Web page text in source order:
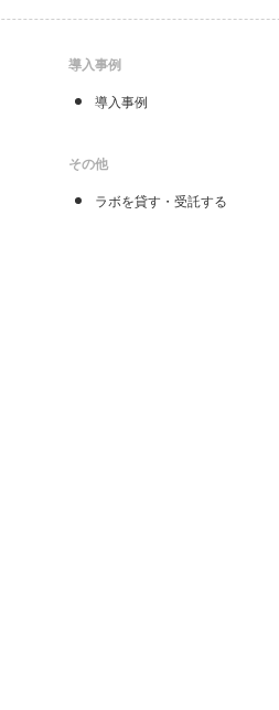
導入事例
導入事例
その他
ラボを貸す・受託する